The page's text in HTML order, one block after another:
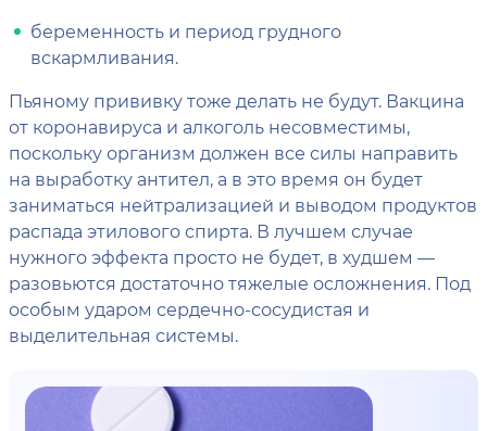
беременность и период грудного
вскармливания.
Пьяному прививку тоже делать не будут. Вакцина
от коронавируса и алкоголь несовместимы,
поскольку организм должен все силы направить
на выработку антител, а в это время он будет
заниматься нейтрализацией и выводом продуктов
распада этилового спирта. В лучшем случае
нужного эффекта просто не будет, в худшем —
разовьются достаточно тяжелые осложнения. Под
особым ударом сердечно-сосудистая и
выделительная системы.